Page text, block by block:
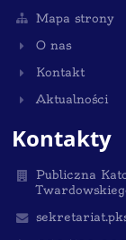
Mapa strony
O nas
Kontakt
Aktualności
Kontakty
Publiczna